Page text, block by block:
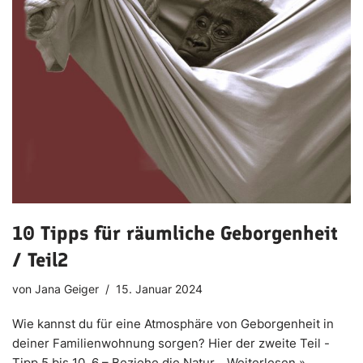
10 Tipps für räumliche Geborgenheit
/ Teil2
von Jana Geiger 15. Januar 2024
Wie kannst du für eine Atmosphäre von Geborgenheit in
deiner Familienwohnung sorgen? Hier der zweite Teil -